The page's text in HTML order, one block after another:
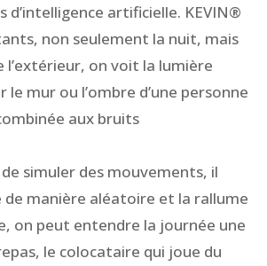
artificielle. KEVIN®
non seulement la nuit, mais
l’extérieur, on voit la lumière
mur ou l’ombre d’une personne
aux bruits
simuler des mouvements, il
manière aléatoire et la rallume
on peut entendre la journée une
le colocataire qui joue du